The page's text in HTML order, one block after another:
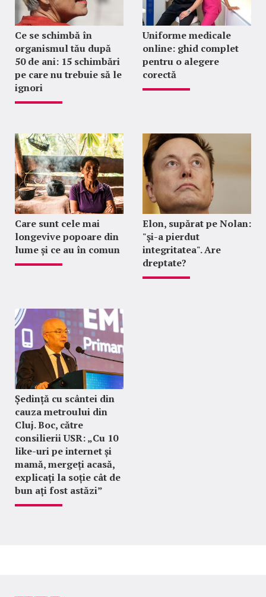
Ce se schimbă în
organismul tău după
50 de ani: 15 schimbări
pe care nu trebuie să le
ignori
Uniforme medicale
online: ghid complet
pentru o alegere
corectă
Care sunt cele mai
longevive popoare din
lume și ce au în comun
Elon, supărat pe Nolan:
"şi-a pierdut
integritatea". Are
dreptate?
Ședință cu scântei din
cauza metroului din
Cluj. Boc, către
consilierii USR: „Cu 10
like-uri pe internet și
mamă, mergeți acasă,
explicați la soție cât de
bun ați fost astăzi”